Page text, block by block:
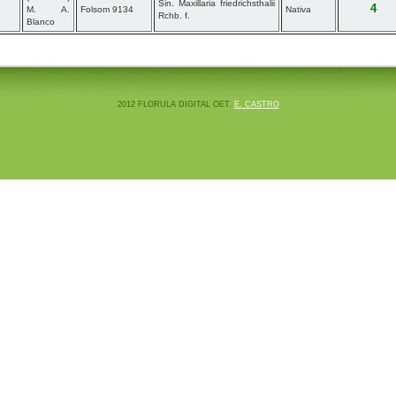
M. A.
Blanco
Folsom 9134
Sin. Maxillaria friedrichsthalii
Rchb. f.
Nativa 4
2012 FLORULA DIGITAL OET. E. CASTRO